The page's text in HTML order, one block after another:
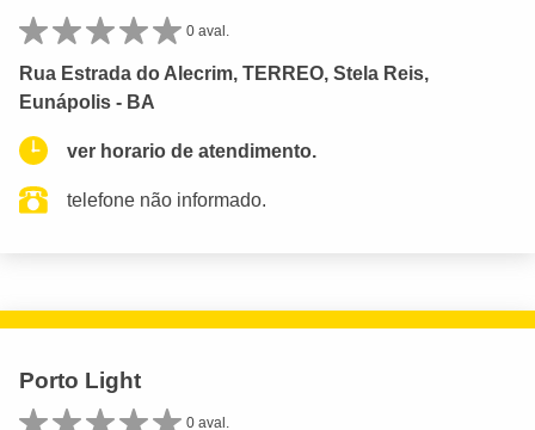
0 aval.
Rua Estrada do Alecrim, TERREO, Stela Reis,
Eunápolis - BA
ver horario de atendimento.
telefone não informado.
Porto Light
0 aval.